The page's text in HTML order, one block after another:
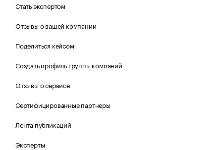
Стать экспертом
Отзывы о вашей компании
Поделиться кейсом
Создать профиль группы компаний
Отзывы о сервисе
Сертифицированные партнеры
Лента публикаций
Эксперты